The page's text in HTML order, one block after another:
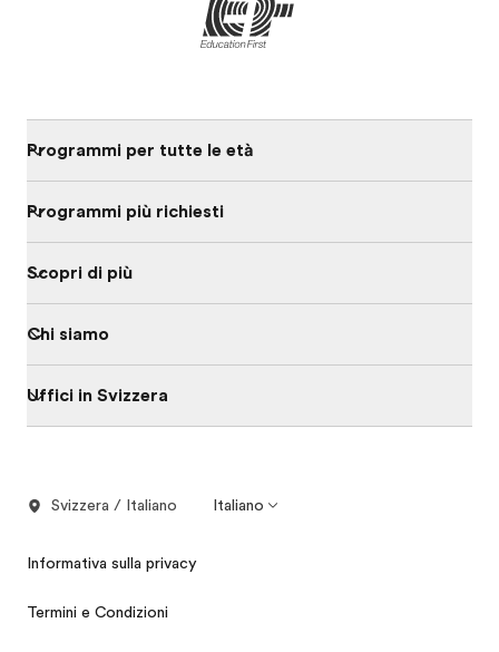
Programmi per tutte le età
Programmi più richiesti
Scopri di più
Chi siamo
Uffici in Svizzera
Svizzera / Italiano Italiano
Informativa sulla privacy
Termini e Condizioni